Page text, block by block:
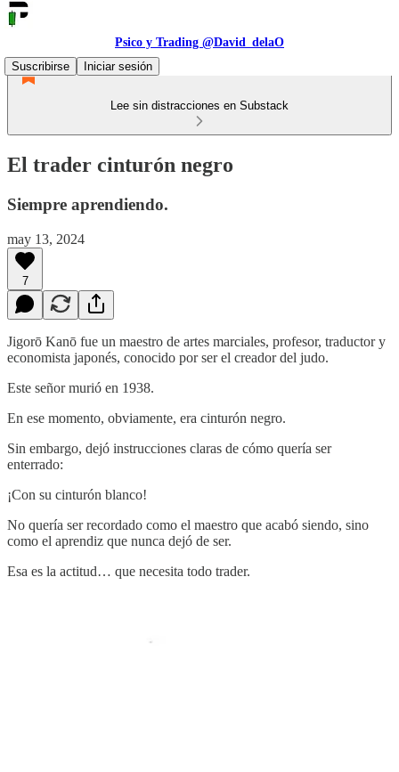
Psico y Trading @David_delaO
Suscribirse
Iniciar sesión
Lee sin distracciones en Substack
El trader cinturón negro
Siempre aprendiendo.
may 13, 2024
7
Jigorō Kanō fue un maestro de artes marciales, profesor, traductor y
economista japonés, conocido por ser el creador del judo.
Este señor murió en 1938.
En ese momento, obviamente, era cinturón negro.
Sin embargo, dejó instrucciones claras de cómo quería ser
enterrado:
¡Con su cinturón blanco!
No quería ser recordado como el maestro que acabó siendo, sino
como el aprendiz que nunca dejó de ser.
Esa es la actitud… que necesita todo trader.